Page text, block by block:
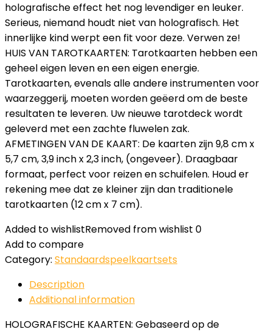
holografische effect het nog levendiger en leuker.
Serieus, niemand houdt niet van holografisch. Het
innerlijke kind werpt een fit voor deze. Verwen ze!
HUIS VAN TAROTKAARTEN: Tarotkaarten hebben een
geheel eigen leven en een eigen energie.
Tarotkaarten, evenals alle andere instrumenten voor
waarzeggerij, moeten worden geëerd om de beste
resultaten te leveren. Uw nieuwe tarotdeck wordt
geleverd met een zachte fluwelen zak.
AFMETINGEN VAN DE KAART: De kaarten zijn 9,8 cm x
5,7 cm, 3,9 inch x 2,3 inch, (ongeveer). Draagbaar
formaat, perfect voor reizen en schuifelen. Houd er
rekening mee dat ze kleiner zijn dan traditionele
tarotkaarten (12 cm x 7 cm).
Added to wishlistRemoved from wishlist 0
Add to compare
Category: Standaardspeelkaartsets
Description
Additional information
HOLOGRAFISCHE KAARTEN: Gebaseerd op de